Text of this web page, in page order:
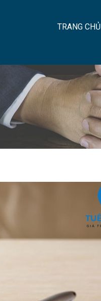
TRANG CHỦ